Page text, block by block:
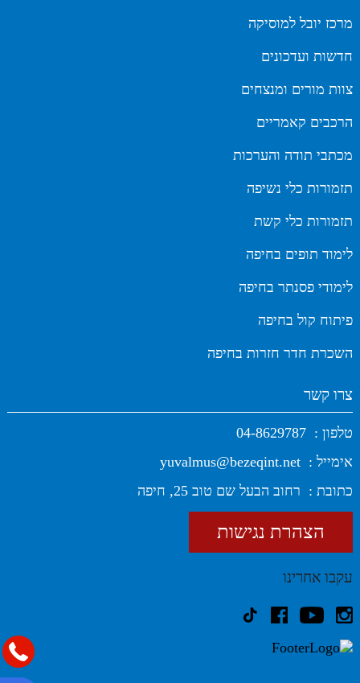
מרכז יובל למוסיקה
חדשות ועדכונים
צוות מורים ומנצחים
הרכבים קאמריים
מכתבי תודה והערכות
תזמורות כלי נשיפה
תזמורות כלי קשת
לימוד תופים בחיפה
לימודי פסנתר בחיפה
פיתוח קול בחיפה
השכרת חדר חזרות בחיפה
צרו קשר
טלפון : 04-8629787
אימייל : yuvalmus@bezeqint.net
כתובת : רחוב הבעל שם טוב 25, חיפה
הצהרת נגישות
עקבו אחרינו